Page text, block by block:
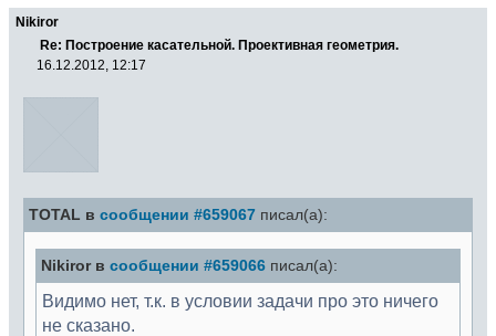
Nikiror
Re: Построение касательной. Проективная геометрия.
16.12.2012, 12:17
TOTAL в сообщении #659067 писал(а):
Nikiror в сообщении #659066 писал(а):
Видимо нет, т.к. в условии задачи про это ничего
не сказано.